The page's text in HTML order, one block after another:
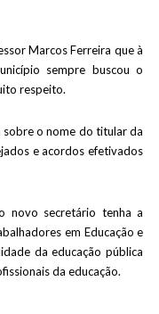
Marcos Ferreira que à
sempre buscou o
respeito.
sobre o nome do titular da
e acordos efetivados
novo secretário tenha a
em Educação e
da educação pública
da educação.